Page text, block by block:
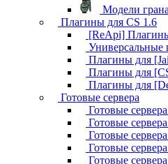
Модели
Плагины для CS 1.6
[ReApi]
Универсальные
Плагины для
Плагины для
Плагины для
Готовые сервера
Готовые
Готовые
Готовые
Готовые
Готовые